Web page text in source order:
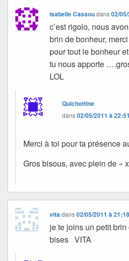
isabelle Cassoudans02/
c’est rigolo, nous
brin de bonheur,
pour tout le bonheur
tu nous apporte
LOL
Quichottine
dans02/05/2011 à 22:51
Merci à toi pour ta présence
Gros bisous, avec plein de «
vitadans02/05/2011 à 21:18
je te joins un petit
bises VITA